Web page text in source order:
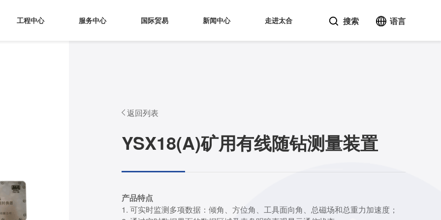
语言
搜索
工程中心 服务中心 国际贸易 新闻中心 走进太合
返回列表
YSX18(A)矿用有线随钻测量装置
产品特点
1. 可实时监测多项数据：倾角、方位角、工具面向角、总磁场和总重力加速度；